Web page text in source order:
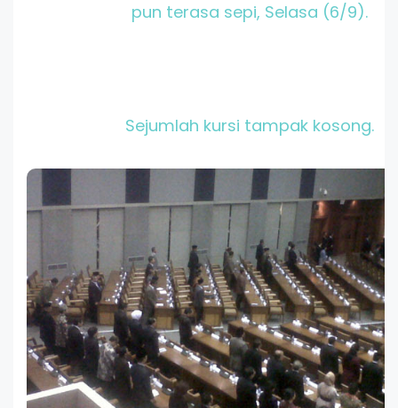
pun terasa sepi, Selasa (6/9).
Sejumlah kursi tampak kosong.